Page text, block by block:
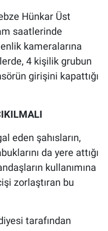
Hünkar Üst
saatlerinde
kameralarına
4 kişilik grubun
girişini kapattığı
eden şahısların,
da yere attığı
kullanımına
zorlaştıran bu
tarafından